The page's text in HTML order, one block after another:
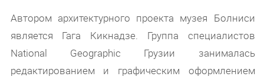
Автором архитектурного проекта музея Болниси
является Гага Кикнадзе. Группа специалистов
National Geographic Грузии занималась
редактированием и графическим оформлением